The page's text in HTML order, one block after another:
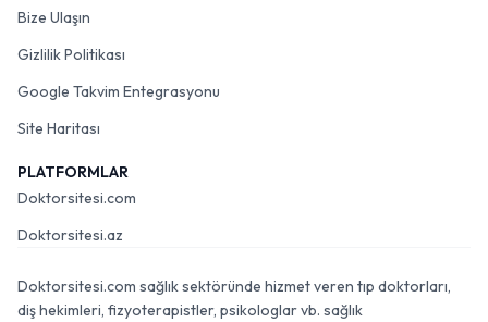
Bize Ulaşın
Gizlilik Politikası
Google Takvim Entegrasyonu
Site Haritası
PLATFORMLAR
Doktorsitesi.com
Doktorsitesi.az
Doktorsitesi.com sağlık sektöründe hizmet veren tıp doktorları,
diş hekimleri, fizyoterapistler, psikologlar vb. sağlık